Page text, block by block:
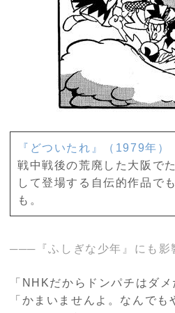
『どついたれ』（ 1979年）
戦中戦後の荒廃した大阪で
して登場する自伝的作品で
も。
───『ふしぎな少年』にも影
「NHKだからドンパチはダ
「かまいませんよ。なんで